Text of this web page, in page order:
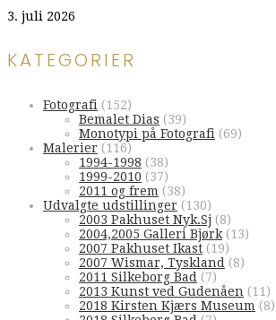
3. juli 2026
KATEGORIER
Fotografi (152)
Bemalet Dias (39)
Monotypi på Fotografi (69)
Malerier (116)
1994-1998 (38)
1999-2010 (37)
2011 og frem (38)
Udvalgte udstillinger (130)
2003 Pakhuset Nyk.Sj (8)
2004,2005 Galleri Bjørk (13)
2007 Pakhuset Ikast (19)
2007 Wismar, Tyskland (8)
2011 Silkeborg Bad (7)
2013 Kunst ved Gudenåen (11)
2018 Kirsten Kjærs Museum (8)